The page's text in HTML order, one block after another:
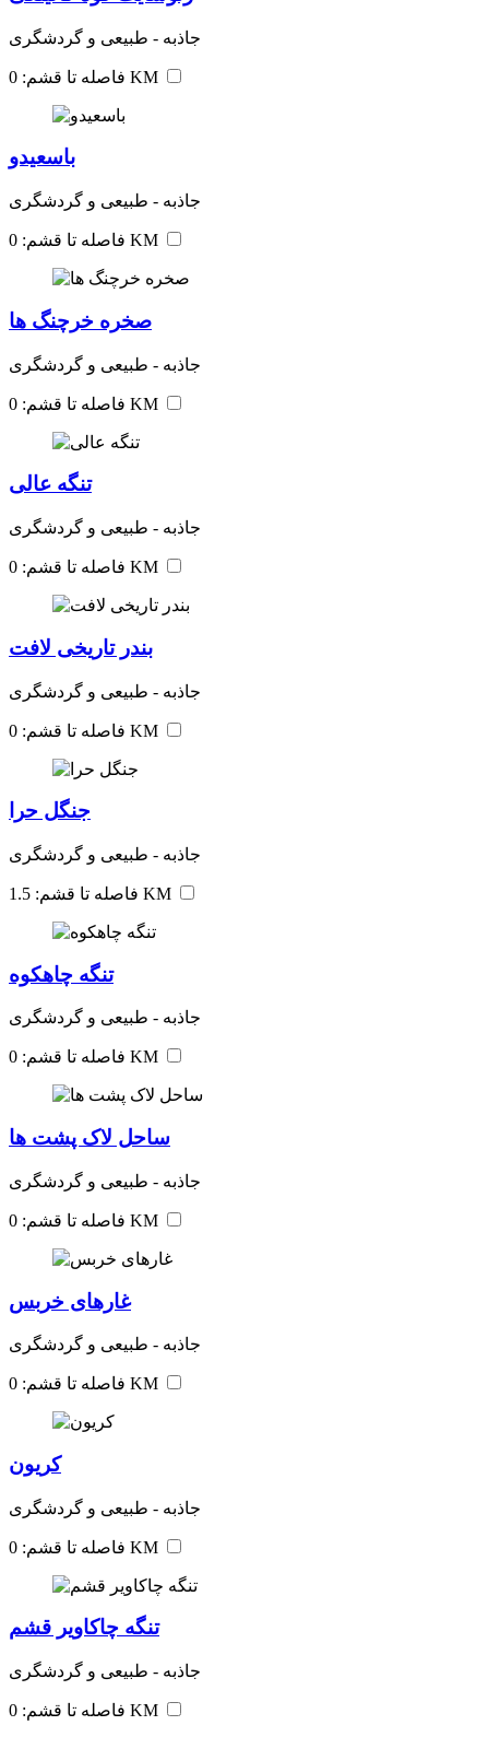
جاذبه - طبیعی و گردشگری
فاصله تا قشم: 0 KM
باسعیدو
جاذبه - طبیعی و گردشگری
فاصله تا قشم: 0 KM
صخره خرچنگ ها
جاذبه - طبیعی و گردشگری
فاصله تا قشم: 0 KM
تنگه عالی
جاذبه - طبیعی و گردشگری
فاصله تا قشم: 0 KM
بندر تاریخی لافت
جاذبه - طبیعی و گردشگری
فاصله تا قشم: 0 KM
جنگل حرا
جاذبه - طبیعی و گردشگری
فاصله تا قشم: 1.5 KM
تنگه چاهکوه
جاذبه - طبیعی و گردشگری
فاصله تا قشم: 0 KM
ساحل لاک پشت ها
جاذبه - طبیعی و گردشگری
فاصله تا قشم: 0 KM
غارهای خربس
جاذبه - طبیعی و گردشگری
فاصله تا قشم: 0 KM
کریون
جاذبه - طبیعی و گردشگری
فاصله تا قشم: 0 KM
تنگه چاکاویر قشم
جاذبه - طبیعی و گردشگری
فاصله تا قشم: 0 KM